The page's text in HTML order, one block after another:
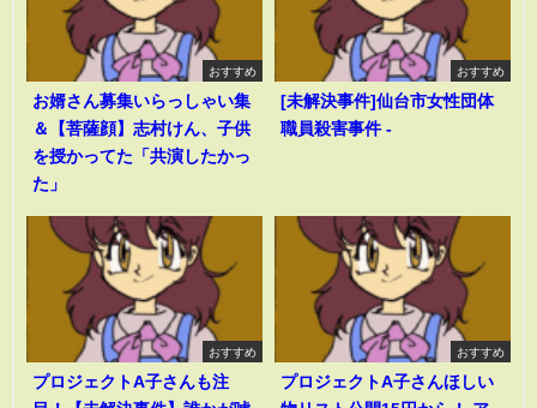
おすすめ
お婿さん募集いらっしゃい集
＆【菩薩顔】志村けん、子供
を授かってた「共演したかっ
た」
おすすめ
[未解決事件]仙台市女性団体
職員殺害事件 -
おすすめ
プロジェクトA子さんも注
おすすめ
プロジェクトA子さんほしい